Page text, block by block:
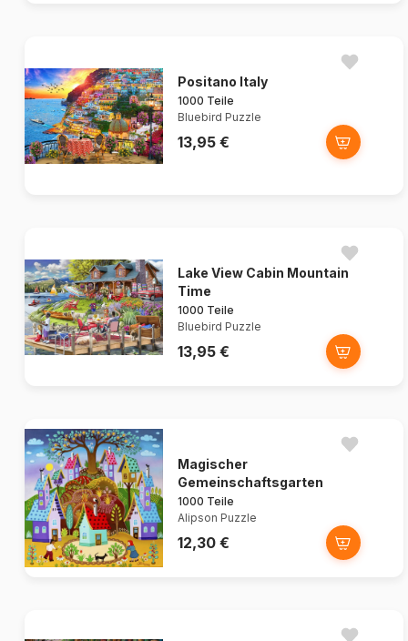
Positano Italy
1000 Teile
Bluebird Puzzle
13,95 €
Lake View Cabin Mountain
Time
1000 Teile
Bluebird Puzzle
13,95 €
Magischer
Gemeinschaftsgarten
1000 Teile
Alipson Puzzle
12,30 €